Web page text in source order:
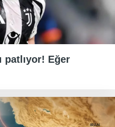
patlıyor! Eğer